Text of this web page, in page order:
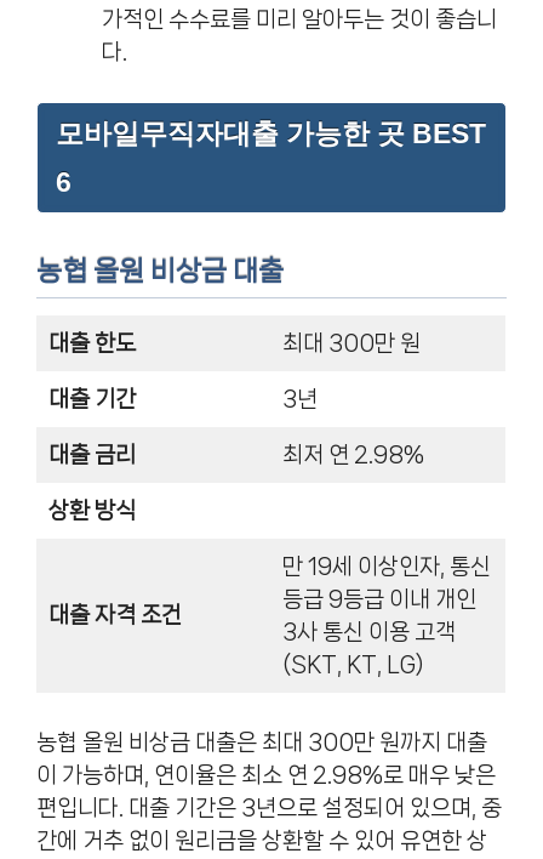
가적인 수수료를 미리 알아두는 것이 좋습니
다.
모바일무직자대출 가능한 곳 BEST
6
농협 올원 비상금 대출
대출 한도 최대 300만 원
대출 기간 3년
대출 금리 최저 연 2.98%
상환 방식
대출 자격 조건
만 19세 이상인자, 통신
등급 9등급 이내 개인
3사 통신 이용 고객
(SKT, KT, LG)
농협 올원 비상금 대출은 최대 300만 원까지 대출
이 가능하며, 연이율은 최소 연 2.98%로 매우 낮은
편입니다. 대출 기간은 3년으로 설정되어 있으며, 중
간에 거추 없이 원리금을 상환할 수 있어 유연한 상